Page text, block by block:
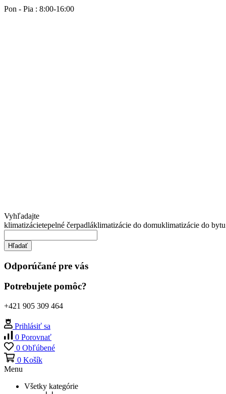
Pon - Pia : 8:00-16:00
Vyhľadajte
klimatizácietepelné čerpadláklimatizácie do domuklimatizácie do bytu
Hľadať
Odporúčané pre vás
Potrebujete pomôc?
+421 905 309 464
Prihlásiť sa
0 Porovnať
0 Obľúbené
0 Košík
Menu
Všetky kategórie